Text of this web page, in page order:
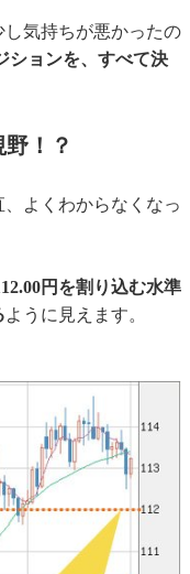
気持ちが悪かったの
ションを、すべて決
！？
よくわからなくなっ
円を割り込む水準
ように見えます。